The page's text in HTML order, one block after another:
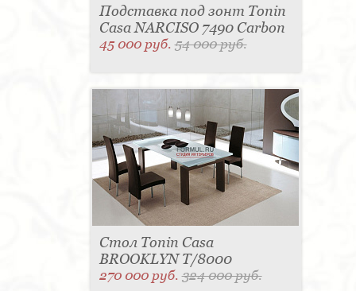
Подставка под зонт Tonin
Casa NARCISO 7490 Carbon
45 000 руб.54 000 руб.
Стол Tonin Casa
BROOKLYN T/8000
270 000 руб.324 000 руб.